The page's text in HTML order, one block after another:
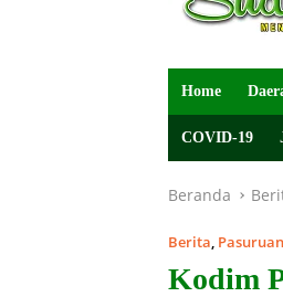
Home
COVID-19
Beranda
Berita, Pasuruan
Kodim